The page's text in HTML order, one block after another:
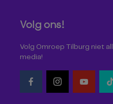
Volg ons!
Volg Omroep Tilburg niet
media!